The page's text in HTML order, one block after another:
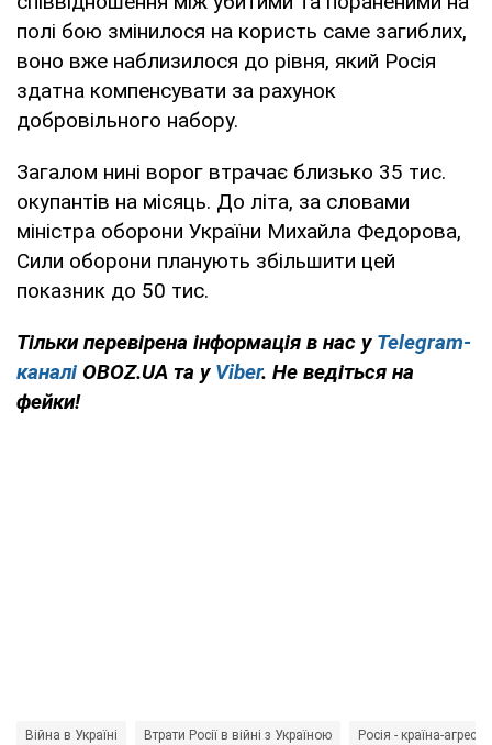
полі бою змінилося на користь саме загиблих,
воно вже наблизилося до рівня, який Росія
здатна компенсувати за рахунок
добровільного набору.
Загалом нині ворог втрачає близько 35 тис.
окупантів на місяць. До літа, за словами
міністра оборони України Михайла Федорова,
Сили оборони планують збільшити цей
показник до 50 тис.
Тільки перевірена інформація в нас у Telegram-
каналі OBOZ.UA та у Viber. Не ведіться на
фейки!
Війна в Україні Втрати Росії в війні з Україною Росія - країна-агресор